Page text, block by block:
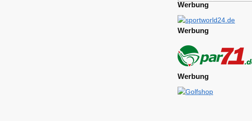
Werbung
Werbung
Werbung